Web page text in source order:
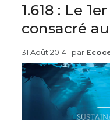
1.618 : Le
consacré
31 Août 2014 | par